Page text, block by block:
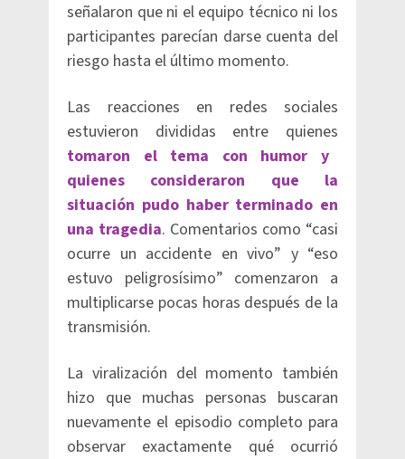
señalaron que ni el equipo técnico ni los
participantes parecían darse cuenta del
riesgo hasta el último momento.
Las reacciones en redes sociales
estuvieron divididas entre quienes
tomaron el tema con humor y
quienes consideraron que la
situación pudo haber terminado en
una tragedia. Comentarios como “casi
ocurre un accidente en vivo” y “eso
estuvo peligrosísimo” comenzaron a
multiplicarse pocas horas después de la
transmisión.
La viralización del momento también
hizo que muchas personas buscaran
nuevamente el episodio completo para
observar exactamente qué ocurrió